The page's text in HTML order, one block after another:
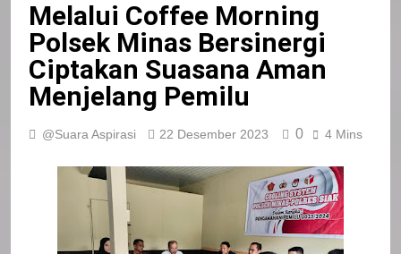
Melalui Coffee Morning
Polsek Minas Bersinergi
Ciptakan Suasana Aman
Menjelang Pemilu
@Suara Aspirasi 22 Desember 2023 0 4 Mins